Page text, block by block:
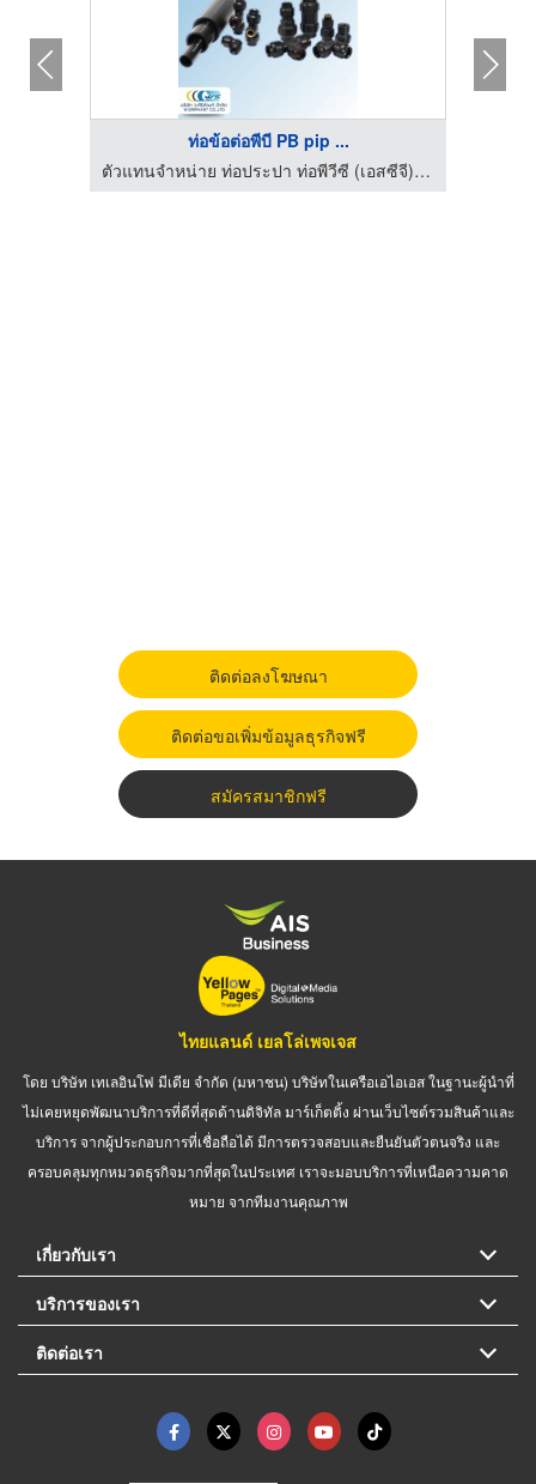
ท่อข้อต่อพีบี PB pip ...
ตัวแทนจำหน่าย ท่อประปา ท่อพีวีซี (เอสซีจี) - ว ศิริภัณฑ์
ติดต่อลงโฆษณา
ติดต่อขอเพิ่มข้อมูลธุรกิจฟรี
สมัครสมาชิกฟรี
ไทยแลนด์ เยลโล่เพจเจส
โดย บริษัท เทเลอินโฟ มีเดีย จำกัด (มหาชน) บริษัทในเครือเอไอเอส ในฐานะผู้นำที่
ไม่เคยหยุดพัฒนาบริการที่ดีที่สุดด้านดิจิทัล มาร์เก็ตติ้ง ผ่านเว็บไซต์รวมสินค้าและ
บริการ จากผู้ประกอบการที่เชื่อถือได้ มีการตรวจสอบและยืนยันตัวตนจริง และ
ครอบคลุมทุกหมวดธุรกิจมากที่สุดในประเทศ เราจะมอบบริการที่เหนือความคาด
หมาย จากทีมงานคุณภาพ
เกี่ยวกับเรา
บริการของเรา
ติดต่อเรา